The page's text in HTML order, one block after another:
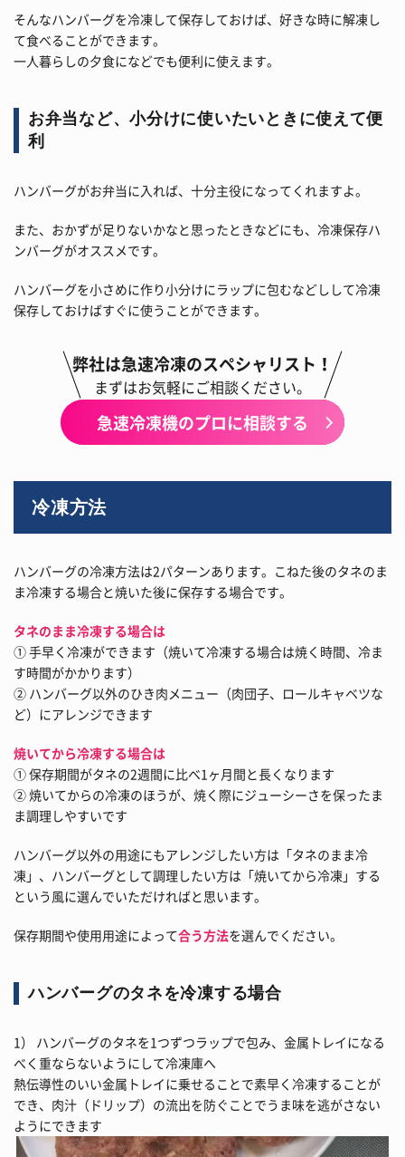
そんなハンバーグを冷凍して保存しておけば、好きな時に解凍し
て食べることができます。
一人暮らしの夕食になどでも便利に使えます。
お弁当など、小分けに使いたいときに使えて便
利
ハンバーグがお弁当に入れば、十分主役になってくれますよ。
また、おかずが足りないかなと思ったときなどにも、冷凍保存ハ
ンバーグがオススメです。
ハンバーグを小さめに作り小分けにラップに包むなどしして冷凍
保存しておけばすぐに使うことができます。
弊社は急速冷凍のスペシャリスト！
まずはお気軽にご相談ください。
急速冷凍機のプロに相談する
冷凍方法
ハンバーグの冷凍方法は2パターンあります。こねた後のタネのま
ま冷凍する場合と焼いた後に保存する場合です。
タネのまま冷凍する場合は
① 手早く冷凍ができます（焼いて冷凍する場合は焼く時間、冷ま
す時間がかかります）
② ハンバーグ以外のひき肉メニュー（肉団子、ロールキャベツな
ど）にアレンジできます
焼いてから冷凍する場合は
① 保存期間がタネの2週間に比べ1ヶ月間と長くなります
② 焼いてからの冷凍のほうが、焼く際にジューシーさを保ったま
ま調理しやすいです
ハンバーグ以外の用途にもアレンジしたい方は「タネのまま冷
凍」、ハンバーグとして調理したい方は「焼いてから冷凍」する
という風に選んでいただければと思います。
保存期間や使用用途によって合う方法を選んでください。
ハンバーグのタネを冷凍する場合
1） ハンバーグのタネを1つずつラップで包み、金属トレイになる
べく重ならないようにして冷凍庫へ
熱伝導性のいい金属トレイに乗せることで素早く冷凍することが
でき、肉汁（ドリップ）の流出を防ぐことでうま味を逃がさない
ようにできます